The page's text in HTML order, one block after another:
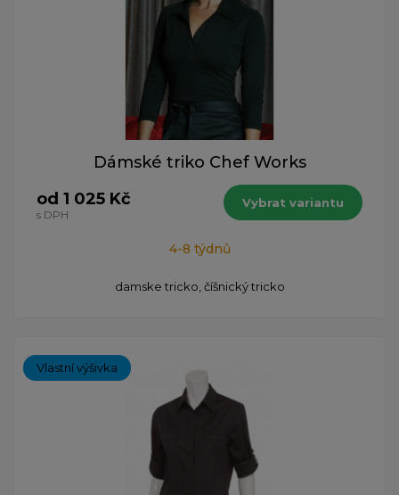
Dámské triko Chef Works
od 1 025 Kč
s DPH
Vybrat variantu
4-8 týdnů
damske tricko, číšnický tricko
Vlastní výšivka